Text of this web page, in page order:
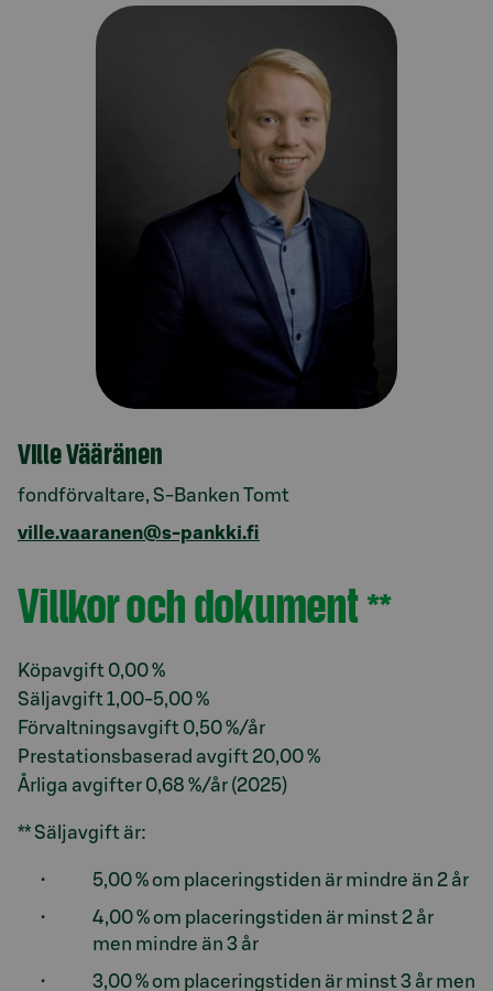
Ville Vääränen
fondförvaltare, S-Banken Tomt
ville.vaaranen@s-pankki.fi
Avsnitt med titel Villkor och dokument
Villkor och dokument**
Köpavgift 0,00 %
Säljavgift 1,00-5,00 %
Förvaltningsavgift 0,50 %/år
Prestationsbaserad avgift 20,00 %
Årliga avgifter 0,68 %/år (2025)
** Säljavgift är:
5,00 % om placeringstiden är mindre än 2 år
4,00 % om placeringstiden är minst 2 år
men mindre än 3 år
3,00 % om placeringstiden är minst 3 år men